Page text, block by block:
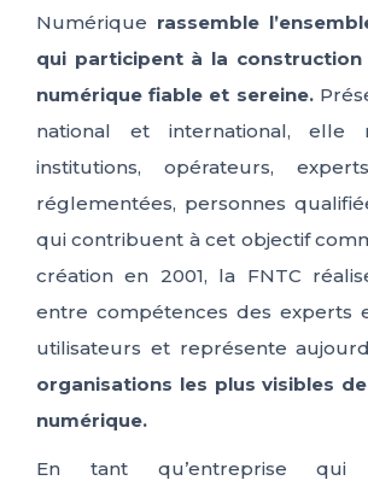
Numérique rassemble
qui participent à la construction
numérique fiable et sereine.
national et international, elle
institutions, opérateurs,
réglementées, personnes
qui contribuent à cet objectif
création en 2001, la FNTC
entre compétences des experts
utilisateurs et représente
organisations les plus visibles
numérique.
En tant qu’entreprise